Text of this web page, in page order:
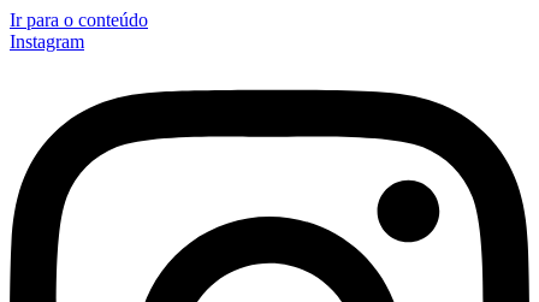
Ir para o conteúdo
Instagram